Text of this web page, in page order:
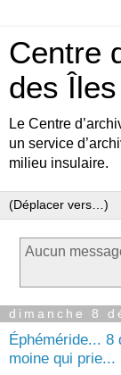
Centre
des Îles
Le Centre
un service
milieu insulaire.
Aucun
dimanche 8
Éphéméride... 8
moine qui prie...